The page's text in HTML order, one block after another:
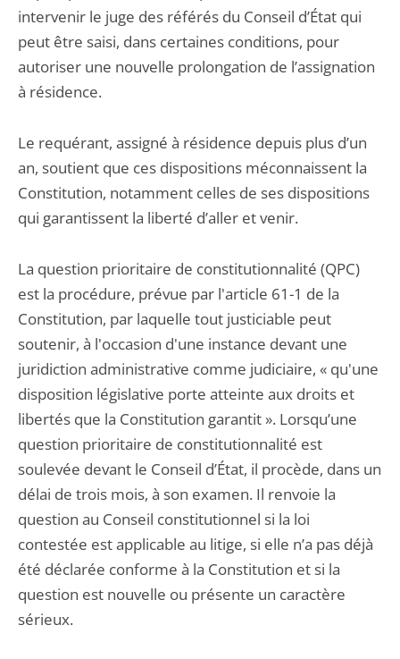
intervenir le juge des référés du Conseil d’État qui
peut être saisi, dans certaines conditions, pour
autoriser une nouvelle prolongation de l’assignation
à résidence.
Le requérant, assigné à résidence depuis plus d’un
an, soutient que ces dispositions méconnaissent la
Constitution, notamment celles de ses dispositions
qui garantissent la liberté d’aller et venir.
La question prioritaire de constitutionnalité (QPC)
est la procédure, prévue par l'article 61-1 de la
Constitution, par laquelle tout justiciable peut
soutenir, à l'occasion d'une instance devant une
juridiction administrative comme judiciaire, « qu'une
disposition législative porte atteinte aux droits et
libertés que la Constitution garantit ». Lorsqu’une
question prioritaire de constitutionnalité est
soulevée devant le Conseil d’État, il procède, dans un
délai de trois mois, à son examen. Il renvoie la
question au Conseil constitutionnel si la loi
contestée est applicable au litige, si elle n’a pas déjà
été déclarée conforme à la Constitution et si la
question est nouvelle ou présente un caractère
sérieux.